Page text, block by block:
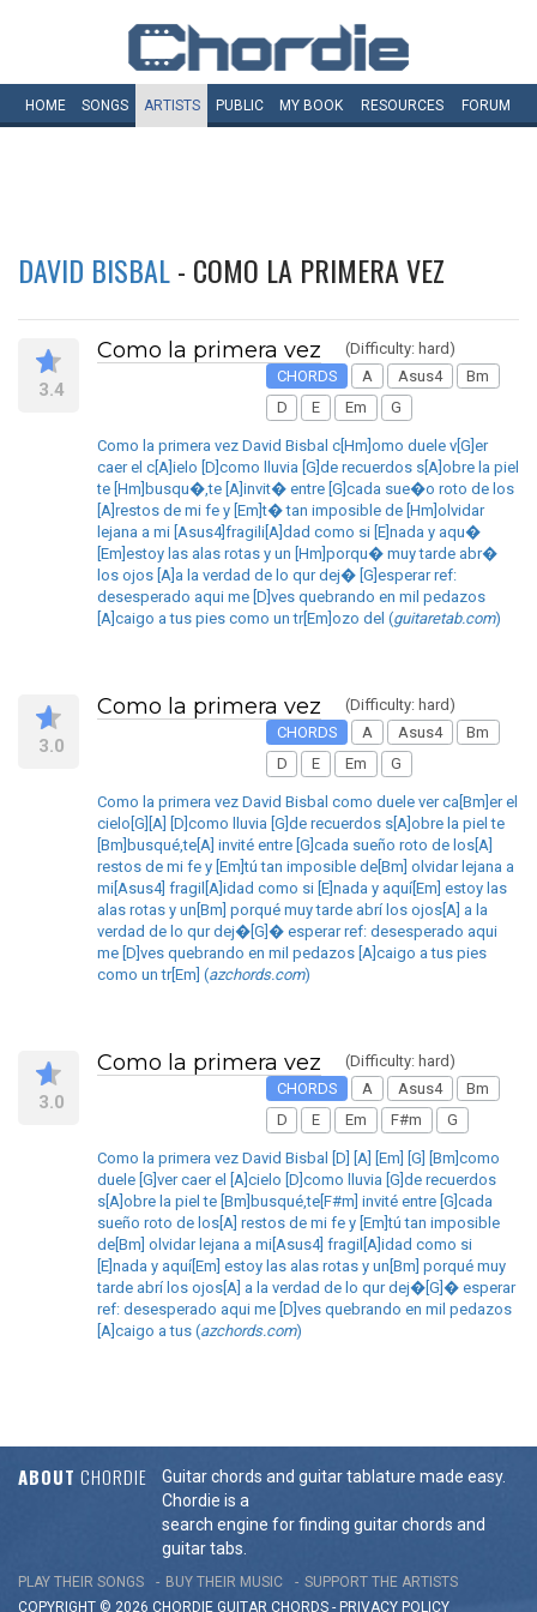
HOME SONGS ARTISTS PUBLIC MY BOOK RESOURCES FORUM
DAVID BISBAL- COMO LA PRIMERA VEZ
3.4
Como la primera vez
(Difficulty: hard)
CHORDS
A Asus4
Bm
D
E Em G
Como la primera vez David Bisbal c[Hm]omo duele v[G]er
caer el c[A]ielo [D]como lluvia [G]de recuerdos s[A]obre la piel
te [Hm]busqu�,te [A]invit� entre [G]cada sue�o roto de los
[A]restos de mi fe y [Em]t� tan imposible de [Hm]olvidar
lejana a mi [Asus4]fragili[A]dad como si [E]nada y aqu�
[Em]estoy las alas rotas y un [Hm]porqu� muy tarde abr�
los ojos [A]a la verdad de lo qur dej� [G]esperar ref:
desesperado aqui me [D]ves quebrando en mil pedazos
[A]caigo a tus pies como un tr[Em]ozo del (guitaretab.com)
3.0
Como la primera vez
(Difficulty: hard)
CHORDS
A Asus4
Bm
D
E Em G
Como la primera vez David Bisbal como duele ver ca[Bm]er el
cielo[G][A] [D]como lluvia [G]de recuerdos s[A]obre la piel te
[Bm]busqué,te[A] invité entre [G]cada sueño roto de los[A]
restos de mi fe y [Em]tú tan imposible de[Bm] olvidar lejana a
mi[Asus4] fragil[A]idad como si [E]nada y aquí[Em] estoy las
alas rotas y un[Bm] porqué muy tarde abrí los ojos[A] a la
verdad de lo qur dej�[G]� esperar ref: desesperado aqui
me [D]ves quebrando en mil pedazos [A]caigo a tus pies
como un tr[Em] (azchords.com)
3.0
Como la primera vez
(Difficulty: hard)
CHORDS
A Asus4
Bm
D
E Em F#m G
Como la primera vez David Bisbal [D] [A] [Em] [G] [Bm]como
duele [G]ver caer el [A]cielo [D]como lluvia [G]de recuerdos
s[A]obre la piel te [Bm]busqué,te[F#m] invité entre [G]cada
sueño roto de los[A] restos de mi fe y [Em]tú tan imposible
de[Bm] olvidar lejana a mi[Asus4] fragil[A]idad como si
[E]nada y aquí[Em] estoy las alas rotas y un[Bm] porqué muy
tarde abrí los ojos[A] a la verdad de lo qur dej�[G]� esperar
ref: desesperado aqui me [D]ves quebrando en mil pedazos
[A]caigo a tus (azchords.com)
ABOUT CHORDIE
Guitar chords and guitar tablature made easy.
Chordie is a
search engine for finding guitar chords and
guitar tabs.
PLAY THEIR SONGS BUY THEIR MUSIC
SUPPORT THE ARTISTS
COPYRIGHT © 2026 CHORDIE GUITAR CHORDS - PRIVACY POLICY